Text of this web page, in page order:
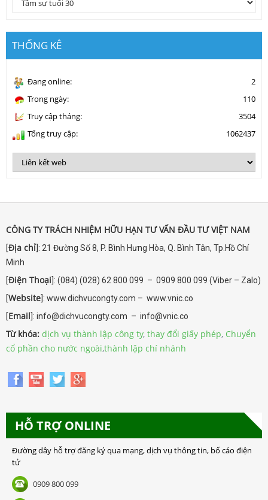
THỐNG KÊ
Đang online:
2
Trong ngày:
110
Truy cập tháng:
3504
Tổng truy cập:
1062437
CÔNG TY TRÁCH NHIỆM HỮU HẠN TƯ VẤN ĐẦU TƯ VIỆT NAM
[Địa chỉ ]: 21 Đường Số 8, P. Bình Hưng Hòa, Q. Bình Tân, Tp.Hồ Chí
Minh
[Điện Thoại ]: (084) (028) 62 800 099 – 0909 800 099 (Viber – Zalo)
[Website ]: www.dichvucongty.com – www.vnic.co
[Email ]: info@dichvucongty.com – info@vnic.co
Từ khóa: dịch vụ thành lập công ty, thay đổi giấy phép, Chuyển
cổ phần cho nước ngoài,thành lập chí nhánh
HỖ TRỢ ONLINE
Đường dây hỗ trợ đăng ký qua mạng, dịch vụ thông tin, bố cáo điện
tử
0909 800 099